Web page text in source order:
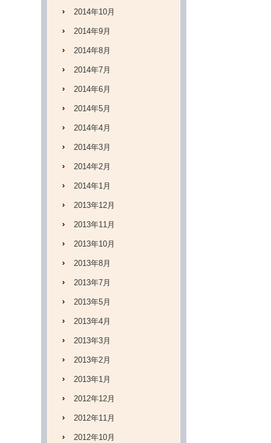
2014年10月
2014年9月
2014年8月
2014年7月
2014年6月
2014年5月
2014年4月
2014年3月
2014年2月
2014年1月
2013年12月
2013年11月
2013年10月
2013年8月
2013年7月
2013年5月
2013年4月
2013年3月
2013年2月
2013年1月
2012年12月
2012年11月
2012年10月